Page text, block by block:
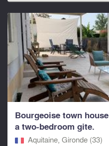
Bourgeoise town
a two-bedroom gite.
Aquitaine, Gironde (33)